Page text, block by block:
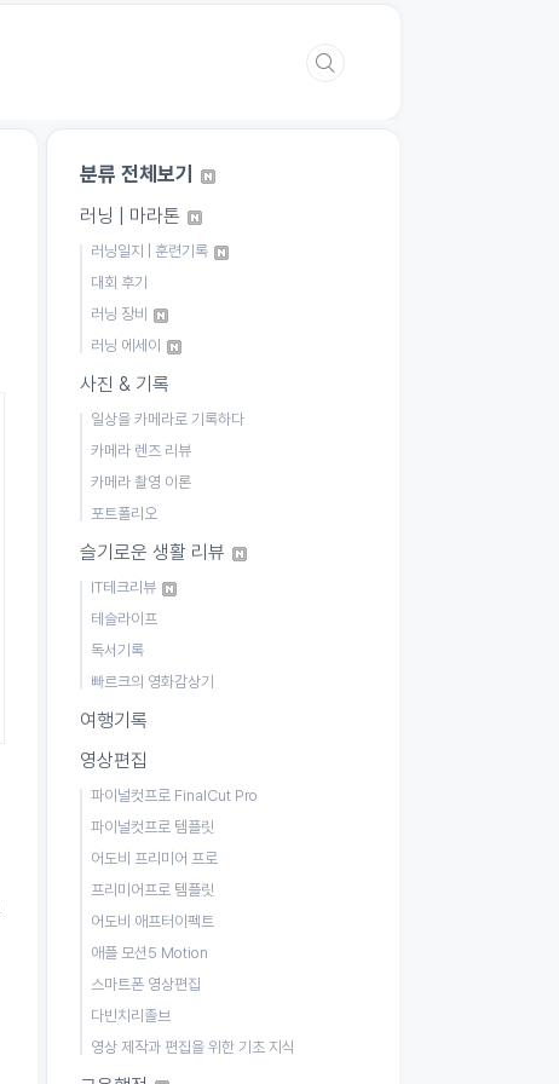
분류 전체보기
러닝 | 마라톤
러닝일지 | 훈련기록
대회 후기
러닝 장비
러닝 에세이
사진 & 기록
일상을 카메라로 기록하다
카메라 렌즈 리뷰
카메라 촬영 이론
포트폴리오
슬기로운 생활 리뷰
IT테크리뷰
테슬라이프
독서기록
빠르크의 영화감상기
여행기록
영상편집
파이널컷프로 FinalCut Pro
파이널컷프로 템플릿
어도비 프리미어 프로
프리미어프로 템플릿
어도비 애프터이펙트
애플 모션5 Motion
스마트폰 영상편집
다빈치리졸브
영상 제작과 편집을 위한 기초 지식